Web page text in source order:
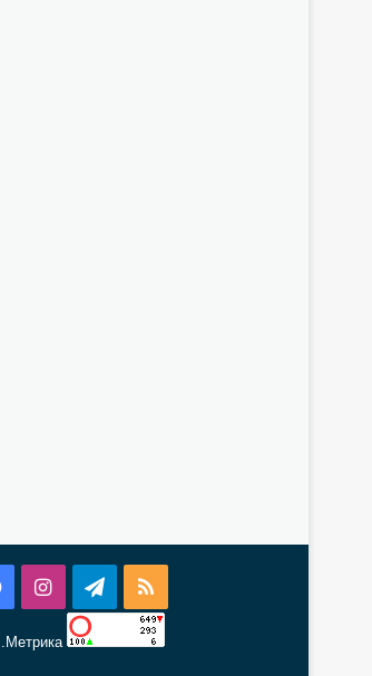
FacebookInstagramTelegram
RSS